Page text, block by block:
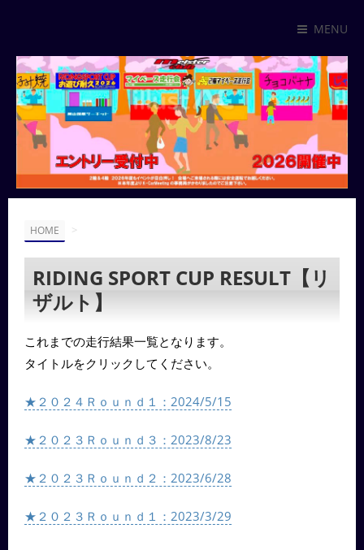
MENU
HOME >
RIDING SPORT CUP RESULT【リ
ザルト】
これまでの走行結果一覧となります。
タイトルをクリックしてください。
★２０２４Ｒｏｕｎｄ１：2024/5/15
★２０２３Ｒｏｕｎｄ３：2023/8/23
★２０２３Ｒｏｕｎｄ２：2023/6/28
★２０２３Ｒｏｕｎｄ１：2023/3/29